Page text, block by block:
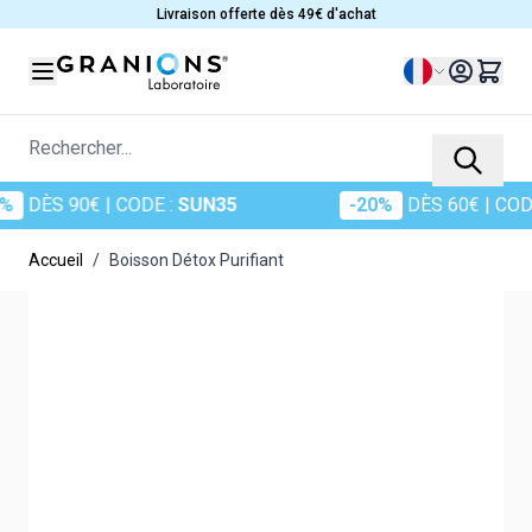
Livraison offerte dès 49€ d'achat
Langue
Rechercher...
90€| CODE :SUN35 DÈS 60€| CODE :
Accueil / Boisson Détox Purifiant